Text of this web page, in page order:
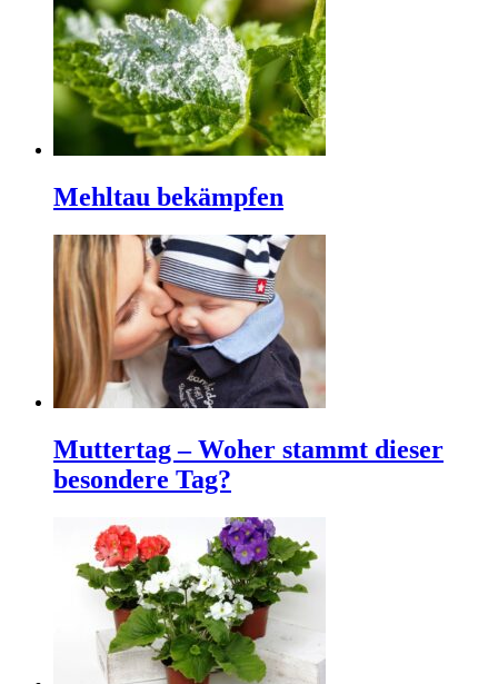
Mehltau bekämpfen
Muttertag – Woher stammt dieser
besondere Tag?